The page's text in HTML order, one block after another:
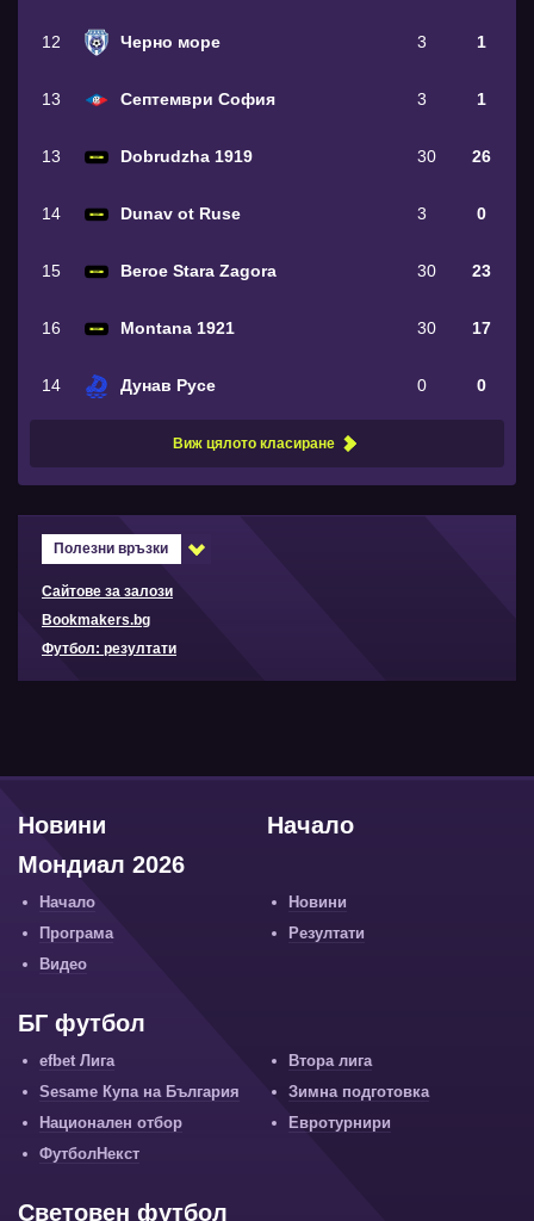
12 Черно море 3 1
13 Септември София 3 1
13 Dobrudzha 1919 30 26
14 Dunav ot Ruse 3 0
15 Beroe Stara Zagora 30 23
16 Montana 1921 30 17
14 Дунав Русе 0 0
Виж цялото класиране
Полезни връзки
Сайтове за залози
Bookmakers.bg
Футбол: резултати
Начало
Новини
Мондиал 2026
Начало
Новини
Програма
Резултати
Видео
БГ футбол
efbet Лига
Втора лига
Sesame Купа на България
Зимна подготовка
Национален отбор
Евротурнири
ФутболНекст
Световен футбол